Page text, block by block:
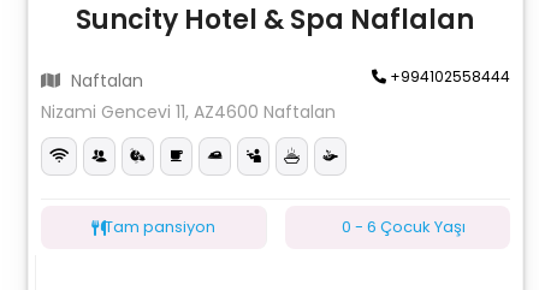
Suncity Hotel & Spa Naflalan
Naftalan +994102558444
Nizami Gencevi 11, AZ4600 Naftalan
Tam pansiyon 0 - 6 Çocuk Yaşı